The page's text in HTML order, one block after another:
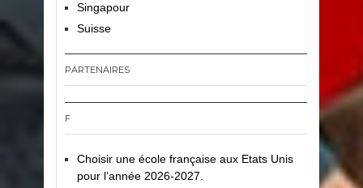
Singapour
Suisse
PARTENAIRES
F
Choisir une école française aux Etats Unis
pour l’année 2026-2027.